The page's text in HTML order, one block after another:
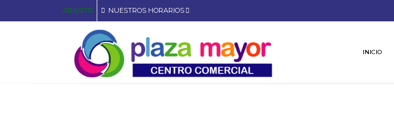
ABIERTO NUESTROS HORARIOS
INICIO